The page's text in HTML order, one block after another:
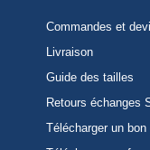
Commandes et
Livraison
Guide des tailles
Retours échanges
Télécharger un